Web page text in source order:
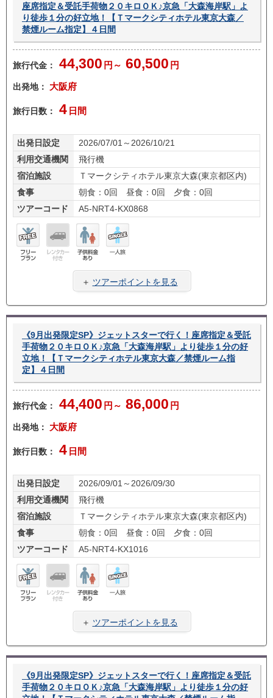
座席指定＆受託手荷物２０キロＯＫ♪京急「大森海岸駅」よ
り徒歩１分の好立地！【Ｔマークシティホテル東京大森／
禁煙ルーム指定】４日間
旅行代金： 44,300 円～ 60,500 円
出発地： 大阪府
旅行日数： 4 日間
出発日設定
2026/07/01～2026/10/21
利用交通機関
飛行機
宿泊施設
Ｔマークシティホテル東京大森(東京都区内)
食事
朝食：0回 昼食：0回 夕食：0回
ツアーコード
A5-NRT4-KX0868
料金
旅
＋ ツアーポイントを見る
《9月出発限定SP》ジェットスターで行く！座席指定＆受託
手荷物２０キロＯＫ♪京急「大森海岸駅」より徒歩１分の好
立地！【Ｔマークシティホテル東京大森／禁煙ルーム指
定】４日間
旅行代金： 44,400 円～ 86,000 円
出発地： 大阪府
旅行日数： 4 日間
出発日設定
2026/09/01～2026/09/30
利用交通機関
飛行機
宿泊施設
Ｔマークシティホテル東京大森(東京都区内)
食事
朝食：0回 昼食：0回 夕食：0回
ツアーコード
A5-NRT4-KX1016
料金
旅
＋ ツアーポイントを見る
《9月出発限定SP》ジェットスターで行く！座席指定＆受託
手荷物２０キロＯＫ♪京急「大森海岸駅」より徒歩１分の好